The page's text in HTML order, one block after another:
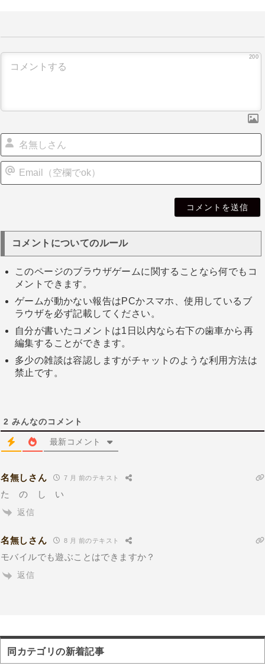
シ
200
コメントについてのルール
このページのブラウザゲームに関することなら何でもコ
メントできます。
ゲームが動かない報告はPCかスマホ、使用しているブ
ラウザを必ず記載してください。
自分が書いたコメントは1日以内なら右下の歯車から再
編集することができます。
多少の雑談は容認しますがチャットのような利用方法は
禁止です。
2 みんなのコメント
最新コメント
名無しさん 7 月 前のテキスト
た の し い
返信
名無しさん 8 月 前のテキスト
モバイルでも遊ぶことはできますか？
返信
同カテゴリの新着記事